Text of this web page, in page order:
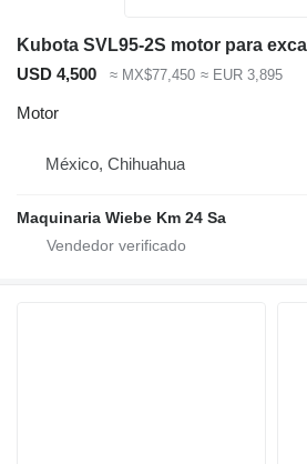
Kubota SVL95-2S motor para
USD 4,500
≈ MX$77,450 ≈ EUR 3,895
Motor
México, Chihuahua
Maquinaria Wiebe Km 24 Sa